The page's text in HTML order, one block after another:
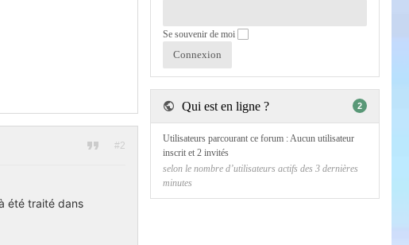
#2
été traité dans
Se souvenir de moi
Qui est en ligne ? 2
Utilisateurs parcourant ce forum : Aucun utilisateur
inscrit et 2 invités
selon le nombre d’utilisateurs actifs des 3 dernières
minutes